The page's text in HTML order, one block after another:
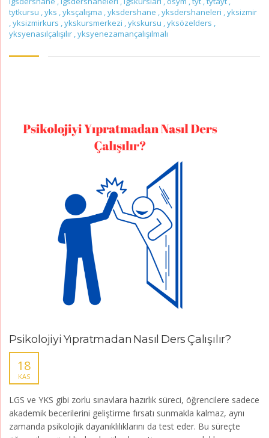
tytkursu ,yks ,yksçalışma ,yksdershane ,yksdershaneleri ,yksizmir
,yksizmirkurs ,ykskursmerkezi ,ykskursu ,yksözelders ,
yksyenasılçalışılır ,yksyenezamançalışılmalı
Psikolojiyi Yıpratmadan Nasıl Ders Çalışılır?
18
KAS
LGS ve YKS gibi zorlu sınavlara hazırlık süreci, öğrencilere sadece
akademik becerilerini geliştirme fırsatı sunmakla kalmaz, aynı
zamanda psikolojik dayanıklılıklarını da test eder. Bu süreçte